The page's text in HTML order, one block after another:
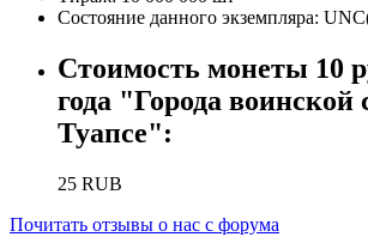
Состояние данного экземпляра:
Стоимость монеты 10
года "Города воинской
Туапсе":
25 RUB
Почитать отзывы о нас с форума